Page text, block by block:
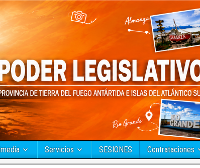
Servicios SESIONES Contrataciones